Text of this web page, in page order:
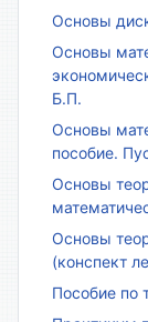
Основы
Основы
Б.П.
Основы
пособие.
Основы
Основы
(конспект
Пособие по